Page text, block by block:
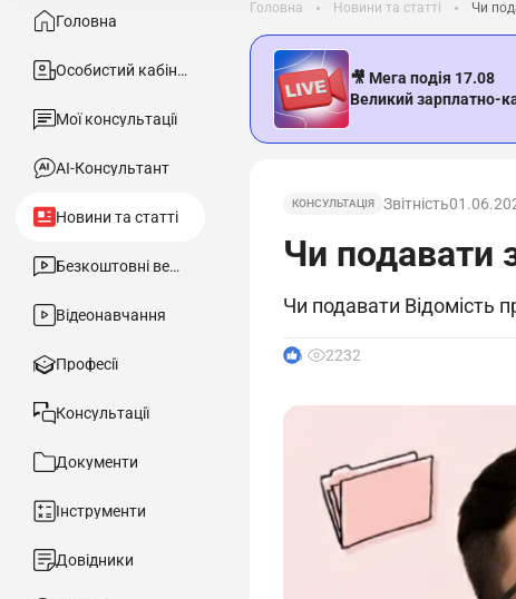
Головна
Особистий кабінет
Мої консультації
АІ-Консультант
Новини та статті
Безкоштовні вебінари
Відеонавчання
Професії
Консультації
Документи
Інструменти
Довідники
Головна Новини та статті Чи
🎥 Мега подія 17.08
Великий зарплатно-
КОНСУЛЬТАЦІЯ Звітність
Чи подавати
Чи подавати Відомість
6 2232